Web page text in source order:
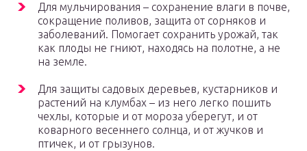
Для мульчирования – сохранение влаги в почве,
сокращение поливов, защита от сорняков и
заболеваний. Помогает сохранить урожай, так
как плоды не гниют, находясь на полотне, а не
на земле.
Для защиты садовых деревьев, кустарников и
растений на клумбах – из него легко пошить
чехлы, которые и от мороза уберегут, и от
коварного весеннего солнца, и от жучков и
птичек, и от грызунов.